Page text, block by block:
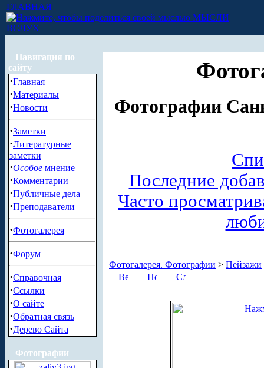
ГЛАВНАЯ
МЫСЛИ
ВСЛУХ
Навигация по
сайту
·Главная
·Материалы
·Новости
·Заметки
·Литературные
заметки
·Особое мнение
·Комментарии
·Публичные дела
·Преподаватели
·Фотогалерея
·Форум
·Справочная
·Ссылки
·О сайте
·Обратная связь
·Дерево Сайта
Фотографии
Фотографии
Последние
Часто
Фотогалерея. Фотографии > Пейзажи